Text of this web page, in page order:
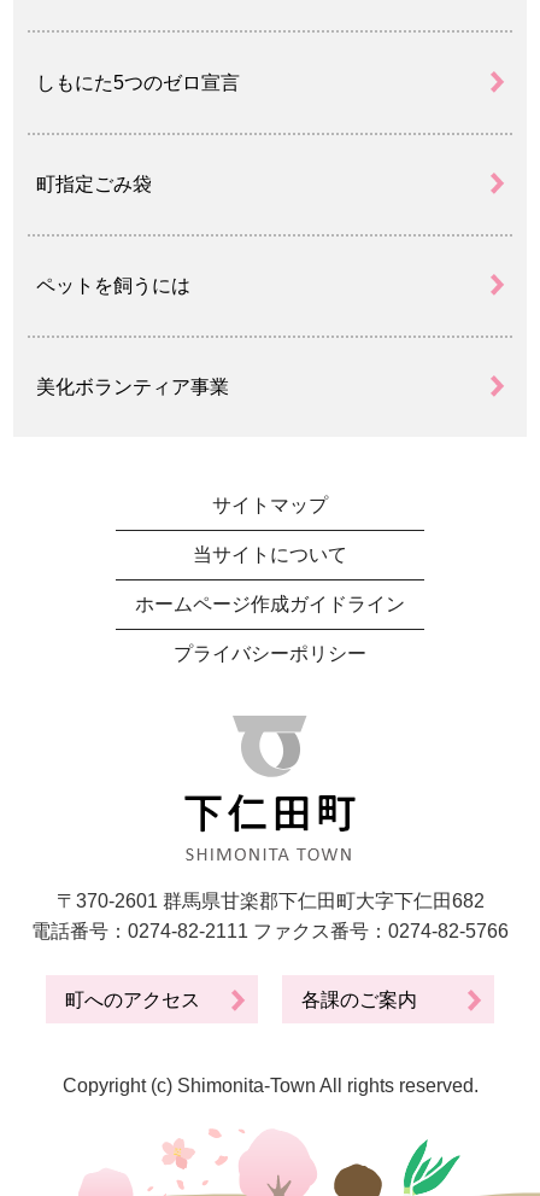
しもにた5つのゼロ宣言
町指定ごみ袋
ペットを飼うには
美化ボランティア事業
サイトマップ
当サイトについて
ホームページ作成ガイドライン
プライバシーポリシー
〒370-2601 群馬県甘楽郡下仁田町大字下仁田682
電話番号：0274-82-2111 ファクス番号：0274-82-5766
町へのアクセス 各課のご案内
Copyright (c) Shimonita-Town All rights reserved.